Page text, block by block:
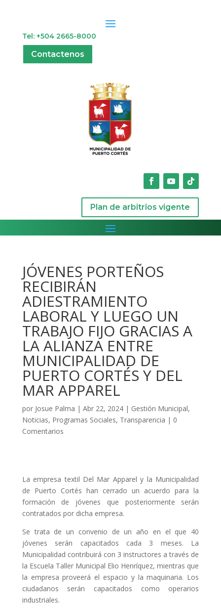
Tel: +504 2665-8000
Contactenos
Plan de arbitrios vigente
JÓVENES PORTEÑOS
RECIBIRÁN
ADIESTRAMIENTO
LABORAL Y LUEGO UN
TRABAJO FIJO GRACIAS A
LA ALIANZA ENTRE
MUNICIPALIDAD DE
PUERTO CORTÉS Y DEL
MAR APPAREL
por Josue Palma | Abr 22, 2024| Gestión Municipal,
Noticias, Programas Sociales, Transparencia | 0
Comentarios
La empresa textil Del Mar Apparel y la Municipalidad
de Puerto Cortés han cerrado un acuerdo para la
formación de jóvenes que posteriormente serán
contratados por dicha empresa.
Se trata de un convenio de un año en el que 40
jóvenes serán capacitados cada 3 meses. La
Municipalidad contribuirá con 3 instructores a través de
la Escuela Taller Municipal Elio Henríquez, mientras que
la empresa proveerá el espacio y la maquinaria. Los
ciudadanos serán capacitados como operarios
industriales.